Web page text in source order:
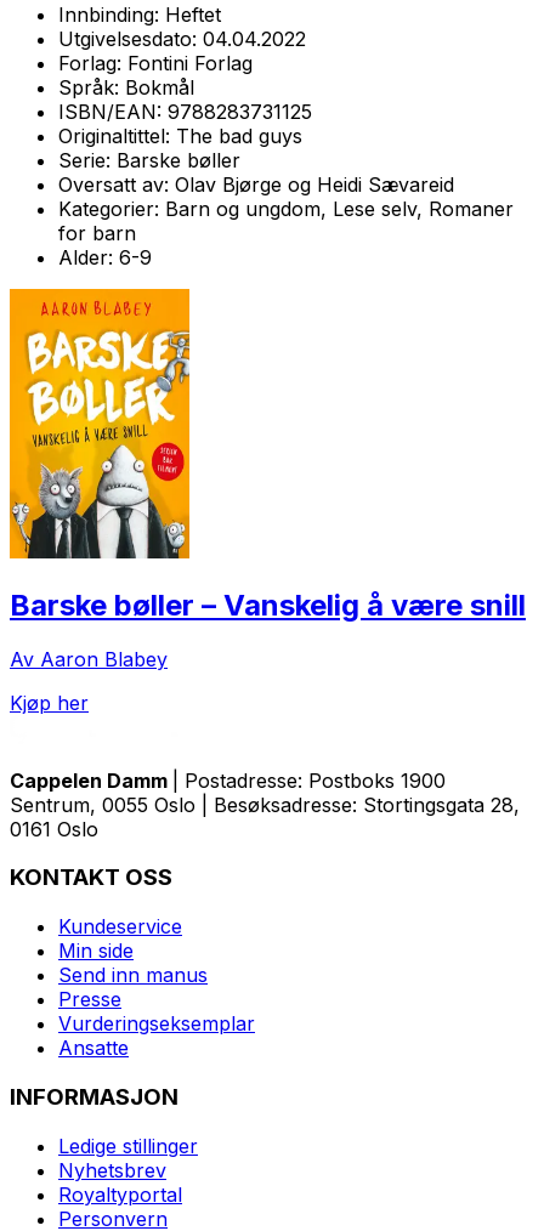
Innbinding: Heftet
Utgivelsesdato: 04.04.2022
Forlag: Fontini Forlag
Språk: Bokmål
ISBN/EAN: 9788283731125
Originaltittel: The bad guys
Serie: Barske bøller
Oversatt av: Olav Bjørge og Heidi Sævareid
Kategorier: Barn og ungdom, Lese selv, Romaner
for barn
Alder: 6-9
Barske bøller – Vanskelig å være snill
Av Aaron Blabey
Kjøp her
Cappelen Damm
| Postadresse: Postboks 1900
Sentrum, 0055 Oslo | Besøksadresse: Stortingsgata 28,
0161 Oslo
KONTAKT OSS
Kundeservice
Min side
Send inn manus
Presse
Vurderingseksemplar
Ansatte
INFORMASJON
Ledige stillinger
Nyhetsbrev
Royaltyportal
Personvern